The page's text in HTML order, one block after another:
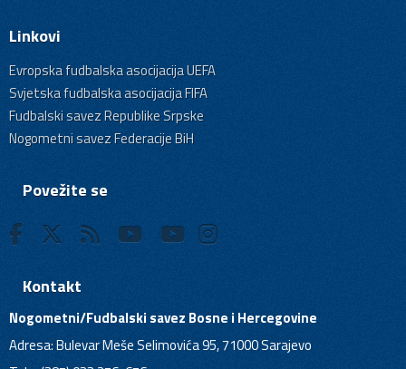
Linkovi
Evropska fudbalska asocijacija UEFA
Svjetska fudbalska asocijacija FIFA
Fudbalski savez Republike Srpske
Nogometni savez Federacije BiH
Povežite se
Kontakt
Nogometni/Fudbalski savez Bosne i Hercegovine
Adresa: Bulevar Meše Selimovića 95, 71000 Sarajevo